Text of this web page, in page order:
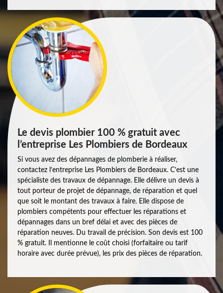
Le devis plombier 100 % gratuit avec
l’entreprise Les Plombiers de Bordeaux
Si vous avez des dépannages de plomberie à réaliser,
contactez l’entreprise Les Plombiers de Bordeaux. C’est une
spécialiste des travaux de dépannage. Elle délivre un devis à
tout porteur de projet de dépannage, de réparation et quel
que soit le montant des travaux à faire. Elle dispose de
plombiers compétents pour effectuer les réparations et
dépannages dans un bref délai et avec des pièces de
réparation neuves. Du travail de précision. Son devis est 100
% gratuit. Il mentionne le coût choisi (forfaitaire ou tarif
horaire avec durée prévue), les prix des pièces de réparation.